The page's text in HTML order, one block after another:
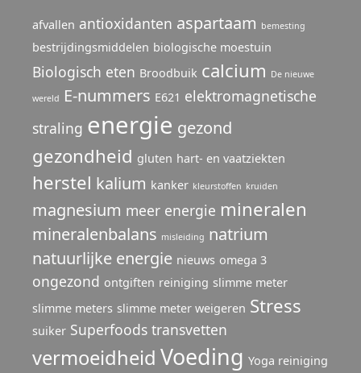
afvallen antioxidanten aspartaam bemesting
bestrijdingsmiddelen biologische moestuin
Biologisch eten Broodbuik calcium De nieuwe
wereld E-nummers E621 elektromagnetische
straling energie gezond
gezondheid gluten hart- en vaatziekten
herstel kalium kanker kleurstoffen kruiden
magnesium meer energie mineralen
mineralenbalans misleiding natrium
natuurlijke energie nieuws omega 3
ongezond ontgiften reiniging slimme meter
slimme meters slimme meter weigeren Stress
suiker Superfoods transvetten
vermoeidheid Voeding Yoga reiniging